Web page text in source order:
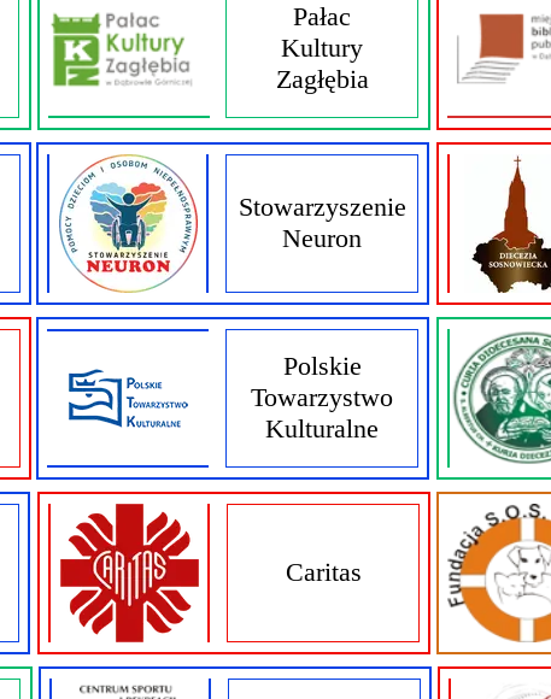
Pałac
Kultury
Zagłębia
Caritas
Polskie
Towarzystwo
Kulturalne
Stowarzyszenie
Neuron